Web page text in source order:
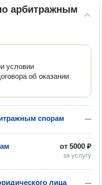
арбитражным
условии
об оказании
—
спорам
от 5000 ₽
за услугу
—
лица